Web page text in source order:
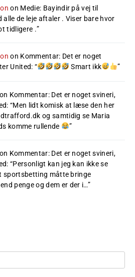
on Medie: Bayindir på vej til
alle de leje aftaler . Viser bare hvor
tidligere .”
on Kommentar: Det er noget
United: “ Smart ikk ”
on Kommentar: Det er noget svineri,
: “Men lidt komisk at læse den her
og samtidig se Maria
komme rullende
”
on Kommentar: Det er noget svineri,
: “Personligt kan jeg kan ikke se
sportsbetting måtte bringe
penge og dem er der i…”